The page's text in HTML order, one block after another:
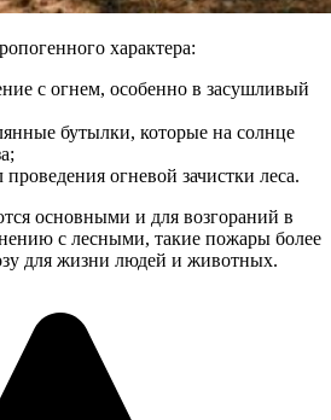
характера:
с огнем, особенно в засушливый
бутылки, которые на солнце
огневой зачистки леса.
основными и для возгораний в
с лесными, такие пожары более
для жизни людей и животных.